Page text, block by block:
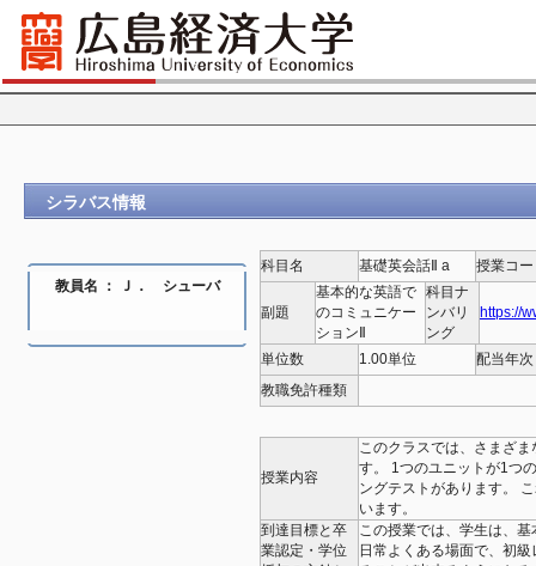
シラバス情報
教員名 ： Ｊ． シューバ
科目名 基礎英会話Ⅱ a 授業コ
副題
基本的な英語で
のコミュニケー
ションⅡ
科目ナ
ンバリ
ング
https://
単位数 1.00単位
配当年次
教職免許種類
授業内容
このクラスでは、さまざ
す。 1つのユニットが1つ
ングテストがあります。
います。
到達目標と卒
業認定・学位
この授業では、学生は、
日常よくある場面で、初